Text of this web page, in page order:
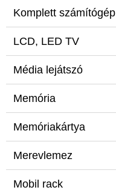
Komplett számítógép
LCD, LED TV
Média lejátszó
Memória
Memóriakártya
Merevlemez
Mobil rack